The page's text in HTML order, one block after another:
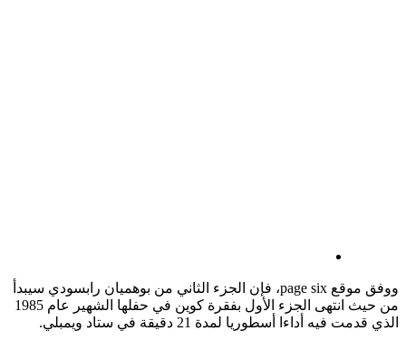
ووفق موقع page six، فإن الجزء الثاني من بوهميان رابسودي سيبدأ
من حيث انتهى الجزء الأول بفقرة كوين في حفلها الشهير عام 1985
الذي قدمت فيه أداءا أسطوريا لمدة 21 دقيقة في ستاد ويمبلي.